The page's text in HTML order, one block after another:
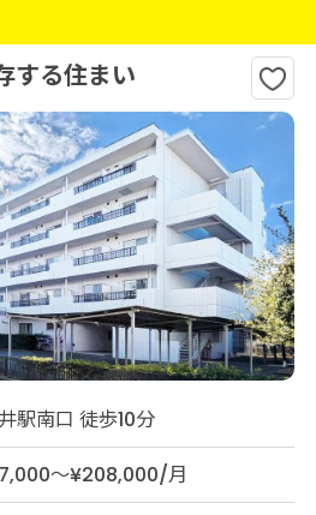
する住まい
駅南口 徒歩10分
～¥208,000/月